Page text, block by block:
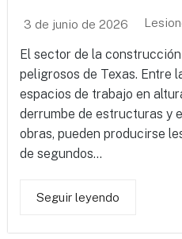
3 de junio de 2026
El sector de la
peligrosos de Texas. Entre
espacios de trabajo en
derrumbe de estructuras y
obras, pueden producirse
de segundos...
Seguir leyendo